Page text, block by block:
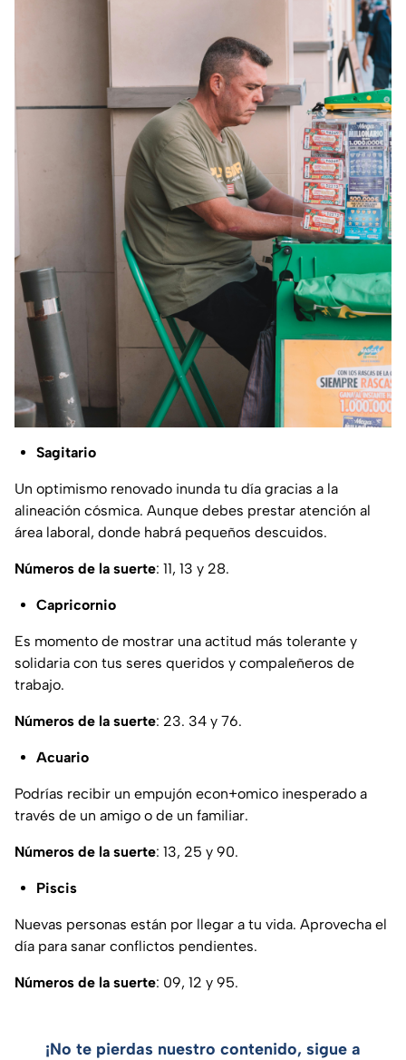
Sagitario
Un optimismo renovado inunda tu día gracias a la
alineación cósmica. Aunque debes prestar atención al
área laboral, donde habrá pequeños descuidos.
Números de la suerte: 11, 13 y 28.
Capricornio
Es momento de mostrar una actitud más tolerante y
solidaria con tus seres queridos y compaleñeros de
trabajo.
Números de la suerte: 23. 34 y 76.
Acuario
Podrías recibir un empujón econ+omico inesperado a
través de un amigo o de un familiar.
Números de la suerte: 13, 25 y 90.
Piscis
Nuevas personas están por llegar a tu vida. Aprovecha el
día para sanar conflictos pendientes.
Números de la suerte: 09, 12 y 95.
¡No te pierdas nuestro contenido, sigue a